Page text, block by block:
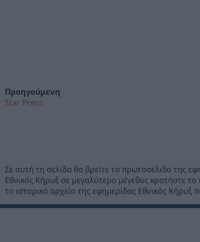
Προηγούμενη
Star Press
Σε αυτή τη σελίδα θα βρείτε το πρωτοσέλιδο της
Εθνικός Κήρυξ σε μεγαλύτερο μέγεθος κρατήστε
το ιστορικό αρχείο της εφημερίδας Εθνικός Κήρυξ